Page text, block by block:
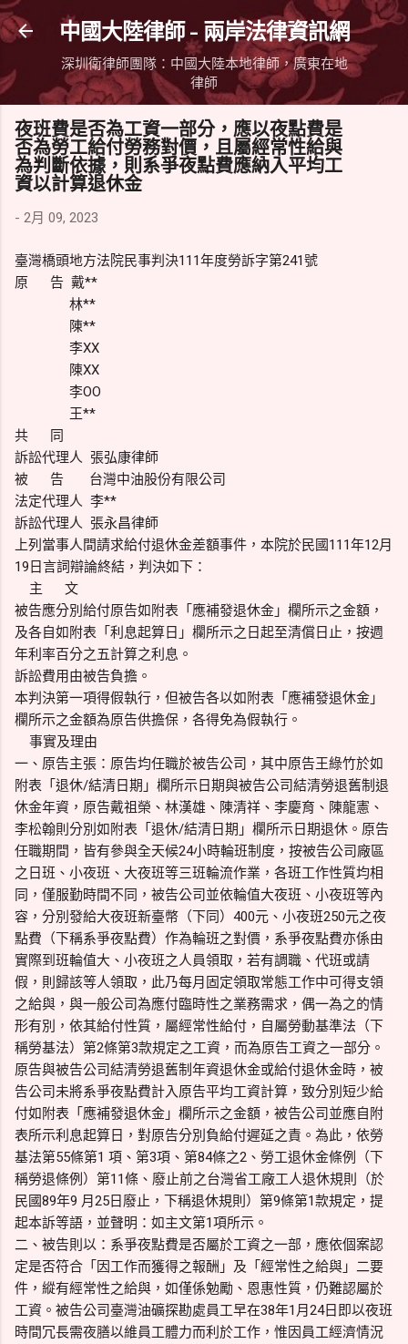
跳到主要內容
中國大陸律師 - 兩岸法律資訊網
深圳衛律師團隊：中國大陸本地律師，廣東在地
律師
夜班費是否為工資一部分，應以夜點費是
否為勞工給付勞務對價，且屬經常性給與
為判斷依據，則系爭夜點費應納入平均工
資以計算退休金
- 2月 09, 2023
臺灣橋頭地方法院民事判決111年度勞訴字第241號
原 告 戴**
林**
陳**
李XX
陳XX
李OO
王**
共 同
訴訟代理人 張弘康律師
被 告 台灣中油股份有限公司
法定代理人 李**
訴訟代理人 張永昌律師
上列當事人間請求給付退休金差額事件，本院於民國111年12月
19日言詞辯論終結，判決如下：
主 文
被告應分別給付原告如附表「應補發退休金」欄所示之金額，
及各自如附表「利息起算日」欄所示之日起至清償日止，按週
年利率百分之五計算之利息。
訴訟費用由被告負擔。
本判決第一項得假執行，但被告各以如附表「應補發退休金」
欄所示之金額為原告供擔保，各得免為假執行。
事實及理由
一、原告主張：原告均任職於被告公司，其中原告王綠竹於如
附表「退休/結清日期」欄所示日期與被告公司結清勞退舊制退
休金年資，原告戴祖榮、林漢雄、陳清祥、李慶育、陳龍憲、
李松翰則分別如附表「退休/結清日期」欄所示日期退休。原告
任職期間，皆有參與全天候24小時輪班制度，按被告公司廠區
之日班、小夜班、大夜班等三班輪流作業，各班工作性質均相
同，僅服勤時間不同，被告公司並依輪值大夜班、小夜班等內
容，分別發給大夜班新臺幣（下同）400元、小夜班250元之夜
點費（下稱系爭夜點費）作為輪班之對價，系爭夜點費亦係由
實際到班輪值大、小夜班之人員領取，若有調職、代班或請
假，則歸該等人領取，此乃每月固定領取常態工作中可得支領
之給與，與一般公司為應付臨時性之業務需求，偶一為之的情
形有別，依其給付性質，屬經常性給付，自屬勞動基準法（下
稱勞基法）第2條第3款規定之工資，而為原告工資之一部分。
原告與被告公司結清勞退舊制年資退休金或給付退休金時，被
告公司未將系爭夜點費計入原告平均工資計算，致分別短少給
付如附表「應補發退休金」欄所示之金額，被告公司並應自附
表所示利息起算日，對原告分別負給付遲延之責。為此，依勞
基法第55條第1 項、第3項、第84條之2、勞工退休金條例（下
稱勞退條例）第11條、廢止前之台灣省工廠工人退休規則（於
民國89年9 月25日廢止，下稱退休規則）第9條第1款規定，提
起本訴等語，並聲明：如主文第1項所示。
二、被告則以：系爭夜點費是否屬於工資之一部，應依個案認
定是否符合「因工作而獲得之報酬」及「經常性之給與」二要
件，縱有經常性之給與，如僅係勉勵、恩惠性質，仍難認屬於
工資。被告公司臺灣油礦探勘處員工早在38年1月24日即以夜班
時間冗長需夜膳以維員工體力而利於工作，惟因員工經濟情況